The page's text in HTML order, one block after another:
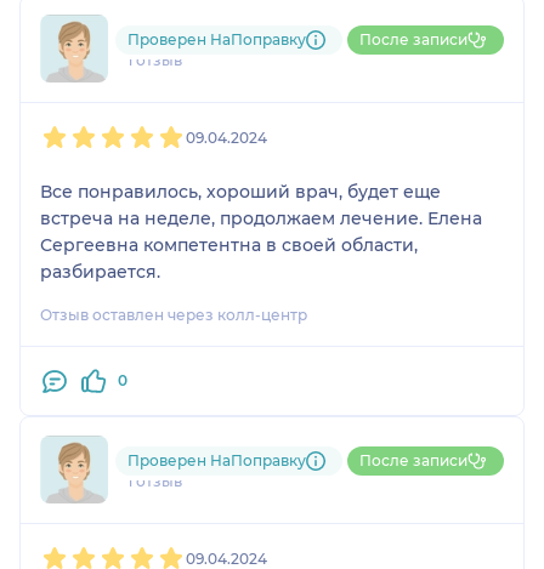
Пользователь НаПоправку
1 отзыв
Проверен НаПоправку После записи
09.04.2024
Все понравилось, хороший врач, будет еще
встреча на неделе, продолжаем лечение. Елена
Сергеевна компетентна в своей области,
разбирается.
Отзыв оставлен через колл-центр
0
Татьяна
1 отзыв
Проверен НаПоправку После записи
09.04.2024